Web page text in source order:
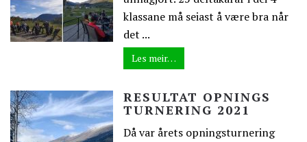
klassane må seiast å være bra når
det ...
Les meir…
RESULTAT OPNINGS
TURNERING 2021
Då var årets opningsturnering